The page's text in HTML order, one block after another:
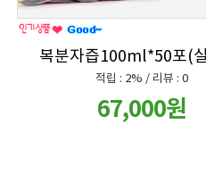
복분자즙100ml*50포(
적립 : 2% / 리뷰 : 0
67,000원